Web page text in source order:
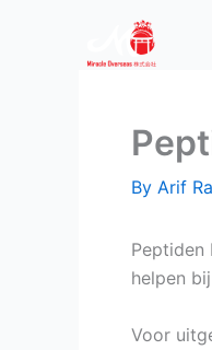
By Arif
Peptiden
helpen
Voor